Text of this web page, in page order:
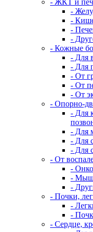
- ЖКТ и
-
-
-
-
- Кожные
- Для
- Для
- От
- От
- От
- Опорно-
- Для
- Для
- Для
- Для
- От
-
-
-
- Почки,
-
-
- Сердце,